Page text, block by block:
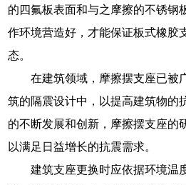
的四氟板表面和与之摩擦的不锈钢
作环境营造好，才能保证板式橡胶
态。
在建筑领域，摩擦摆支座已被
筑的隔震设计中，以提高建筑物的
的不断发展和创新，摩擦摆支座的
以满足日益增长的抗震需求。
建筑支座更换时应依据环境温